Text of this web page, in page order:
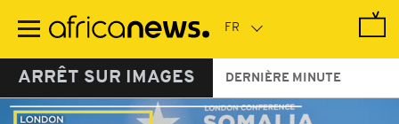
contenu
ARRÊT SUR IMAGES DERNIÈRE MINUTE